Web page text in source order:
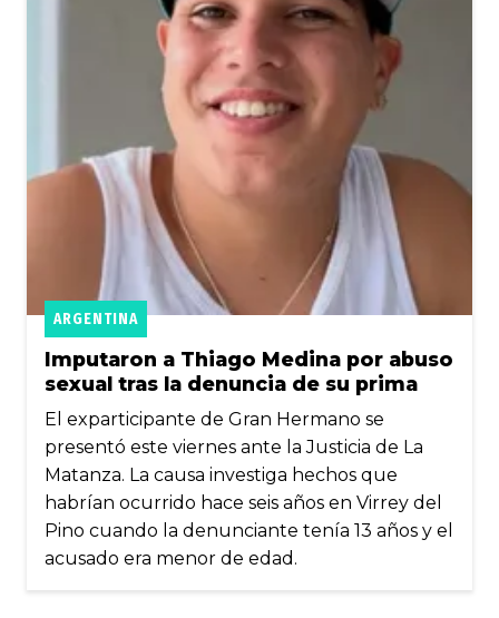
Imputaron a Thiago Medina por abuso
sexual tras la denuncia de su prima
ARGENTINA
El exparticipante de Gran Hermano se
presentó este viernes ante la Justicia de La
Matanza. La causa investiga hechos que
habrían ocurrido hace seis años en Virrey del
Pino cuando la denunciante tenía 13 años y el
acusado era menor de edad.